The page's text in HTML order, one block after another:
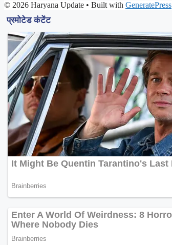
© 2026 Haryana Update • Built with GeneratePress